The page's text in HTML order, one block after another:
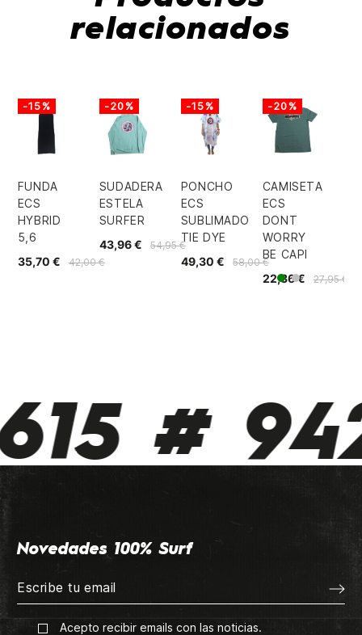
relacionados
FUNDA
ECS
HYBRID
5,6
42,00 €
35,70 €
-15%
SUDADERA
ESTELA
SURFER
54,95 €
43,96 €
-20%
PONCHO
ECS
SUBLIMADO
TIE DYE
58,00 €
49,30 €
-15%
CAMISETA
ECS
DONT
WORRY
BE CAPI
27,95 €
22,36 €
Verde
Gris
-20%
#
Novedades 100% Surf
Acepto recibir emails con las noticias.